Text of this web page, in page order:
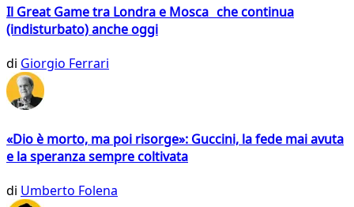
Il Great Game tra Londra e Mosca che continua
(indisturbato) anche oggi
di Giorgio Ferrari
«Dio è morto, ma poi risorge»: Guccini, la fede mai avuta
e la speranza sempre coltivata
di Umberto Folena